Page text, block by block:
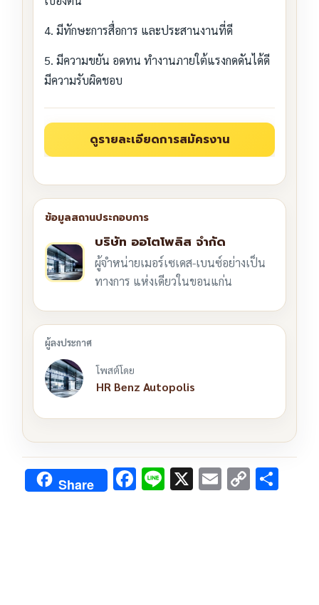
4. มีทักษะการสื่อการ และประสานงานที่ดี
5. มีความขยัน อดทน ทำงานภายใต้แรงกดดันได้ดี
มีความรับผิดชอบ
บริษัท ออโตโพลิส จำกัด
ผู้จำหน่ายเมอร์เซเดส-เบนซ์อย่างเป็น
ทางการ แห่งเดียวในขอนแก่น
โพสต์โดย
HR Benz Autopolis
Share F Li X E C